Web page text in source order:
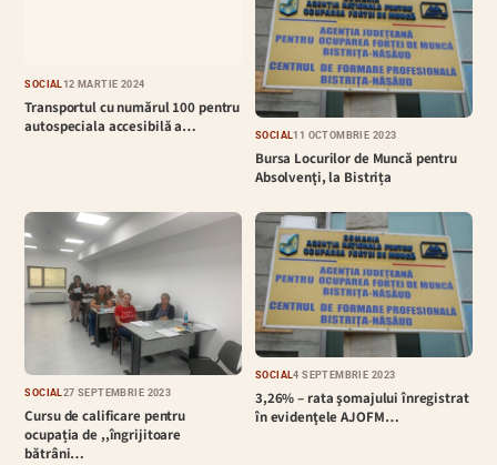
SOCIAL 12 MARTIE 2024
Transportul cu numărul 100 pentru
autospeciala accesibilă a…
SOCIAL11 OCTOMBRIE 2023
Bursa Locurilor de Muncă pentru
Absolvenţi, la Bistrița
SOCIAL 27 SEPTEMBRIE 2023
Cursu de calificare pentru
ocupația de ,,îngrijitoare
bătrâni…
SOCIAL4 SEPTEMBRIE 2023
3,26% – rata şomajului înregistrat
în evidenţele AJOFM…